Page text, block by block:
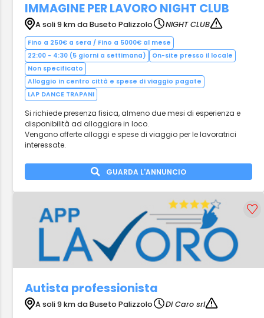
IMMAGINE PER LAVORO NIGHT CLUB
A soli 9 km da Buseto Palizzolo NIGHT CLUB
Fino a 250€ a sera / Fino a 5000€ al mese
22:00 - 4:30 (5 giorni a settimana)
On-site presso il locale
Non specificato
Alloggio in centro città e spese di viaggio pagate
LAP DANCE TRAPANI
Si richiede presenza fisica, almeno due mesi di esperienza e
disponibilità ad alloggiare in loco.
Vengono offerte alloggi e spese di viaggio per le lavoratrici
interessate.
GUARDA L'ANNUNCIO
Autista professionista
A soli 9 km da Buseto Palizzolo
Di Caro srl